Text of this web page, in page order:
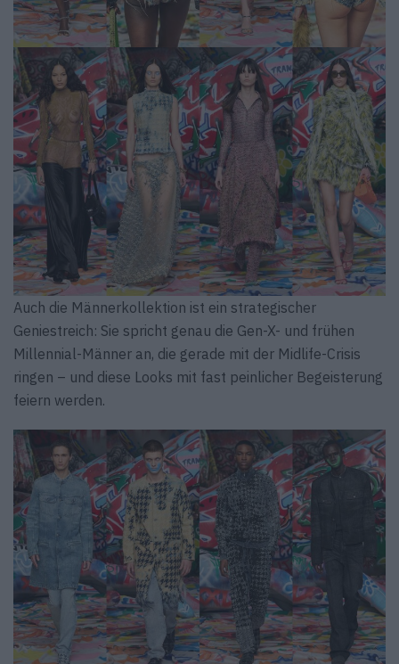
Auch die Männerkollektion ist ein strategischer
Geniestreich: Sie spricht genau die Gen-X- und frühen
Millennial-Männer an, die gerade mit der Midlife-Crisis
ringen – und diese Looks mit fast peinlicher Begeisterung
feiern werden.